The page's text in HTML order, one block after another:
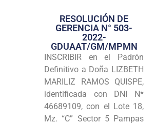
Transparencia
Seguridad
Programas
Intranet
RESOLUCIÓN DE
GERENCIA N° 503-
2022-
GDUAAT/GM/MPMN
INSCRIBIR en el Padrón
Definitivo a Doña LIZBETH
MARILIZ RAMOS QUISPE,
identificada con DNI N*
46689109, con el Lote 18,
Mz. “C” Sector 5 Pampas